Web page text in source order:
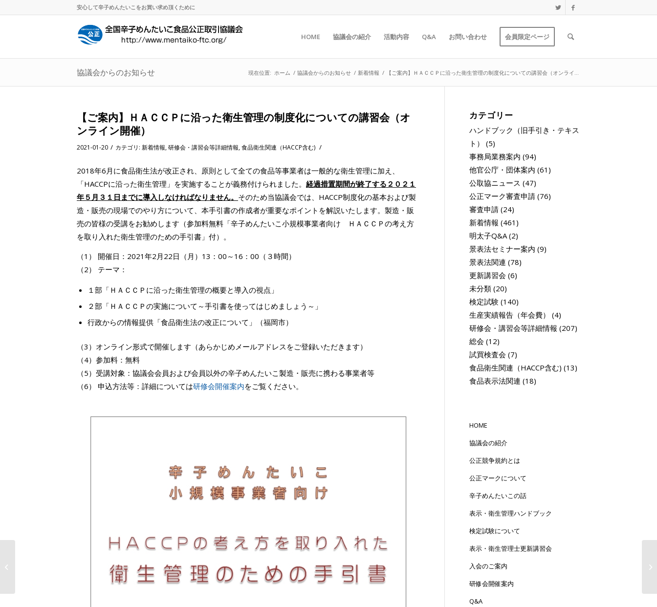
安心して辛子めんたいこをお買い求め頂くために
HOME 協議会の紹介 活動内容 Q&A お問い合わせ 会員限定ページ
協議会からのお知らせ 現在位置: ホーム / 協議会からのお知らせ / 新着情報 / 【ご案内】ＨＡＣＣＰに沿った衛生管理の制度化についての講習会（オンライ...
【ご案内】ＨＡＣＣＰに沿った衛生管理の制度化についての講習会（オ
ンライン開催）
2021-01-20 / カテゴリ: 新着情報,研修会・講習会等詳細情報,食品衛生関連（HACCP含む) /
2018年6月に食品衛生法が改正され、原則として全ての食品等事業者は一般的な衛生管理に加え、
「HACCPに沿った衛生管理」を実施することが義務付けられました。 経過措置期間が終了する２０２１
年５月３１日までに導入しなければなりません。 そのため当協議会では、HACCP制度化の基本および製
造・販売の現場でのやり方について、本手引書の作成者が重要なポイントを解説いたします。製造・販
売の皆様の受講をお勧めします（参加料無料「辛子めんたいこ小規模事業者向け ＨＡＣＣＰの考え方
を取り入れた衛生管理のための手引書」付）。
（1） 開催日：2021年2月22日（月）13：00～16：00（３時間）
（2） テーマ：
１部「ＨＡＣＣＰに沿った衛生管理の概要と導入の視点」
２部「ＨＡＣＣＰの実施について～手引書を使ってはじめましょう～」
行政からの情報提供「食品衛生法の改正について」（福岡市）
（3）オンライン形式で開催します（あらかじめメールアドレスをご登録いただきます）
（4）参加料：無料
（5）受講対象：協議会会員および会員以外の辛子めんたいこ製造・販売に携わる事業者等
（6） 申込方法等：詳細については研修会開催案内をご覧ください。
カテゴリー
ハンドブック（旧手引き・テキス
ト）
(5)
事務局業務案内 (94)
他官公庁・団体案内 (61)
公取協ニュース (47)
公正マーク審査申請(76)
審査申請(24)
新着情報 (461)
明太子Q&A(2)
景表法セミナー案内 (9)
景表法関連 (78)
更新講習会 (6)
未分類(20)
検定試験 (140)
生産実績報告（年会費）
(4)
研修会・講習会等詳細情報 (207)
総会 (12)
試買検査会 (7)
食品衛生関連（HACCP含む) (13)
食品表示法関連 (18)
HOME
協議会の紹介
公正競争規約とは
公正マークについて
辛子めんたいこの話
表示・衛生管理ハンドブック
検定試験について
表示・衛生管理士更新講習会
入会のご案内
研修会開催案内
Q&A